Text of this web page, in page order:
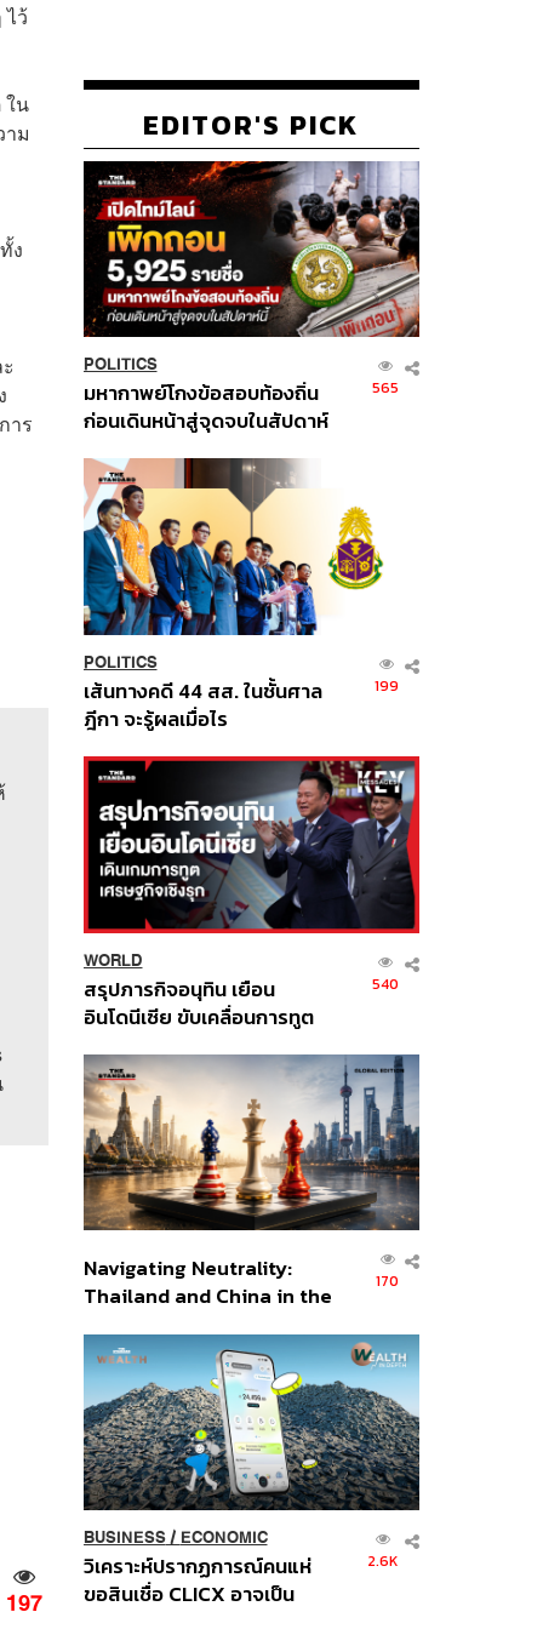
ไว้
ใน
ม
ง
าร
197
EDITOR'S PICK
POLITICS
มหากาพย์โกงข้อสอบท้องถิ่น
ก่อนเดินหน้าสู่จุดจบในสัปดาห์
565
POLITICS
เส้นทางคดี 44 สส. ในชั้นศาล
ฎีกา จะรู้ผลเมื่อไร
199
WORLD
สรุปภารกิจอนุทิน เยือน
อินโดนีเซีย ขับเคลื่อนการทูต
ส่วนยุทธศาสตร์ไทย –
อินโดนีเซีย
540
Navigating Neutrality:
Thailand and China in the
Order
170
BUSINESS/ ECONOMIC
วิเคราะห์ปรากฏการณ์คนแห่
ขอสินเชื่อ CLICX อาจเป็น
2.6K